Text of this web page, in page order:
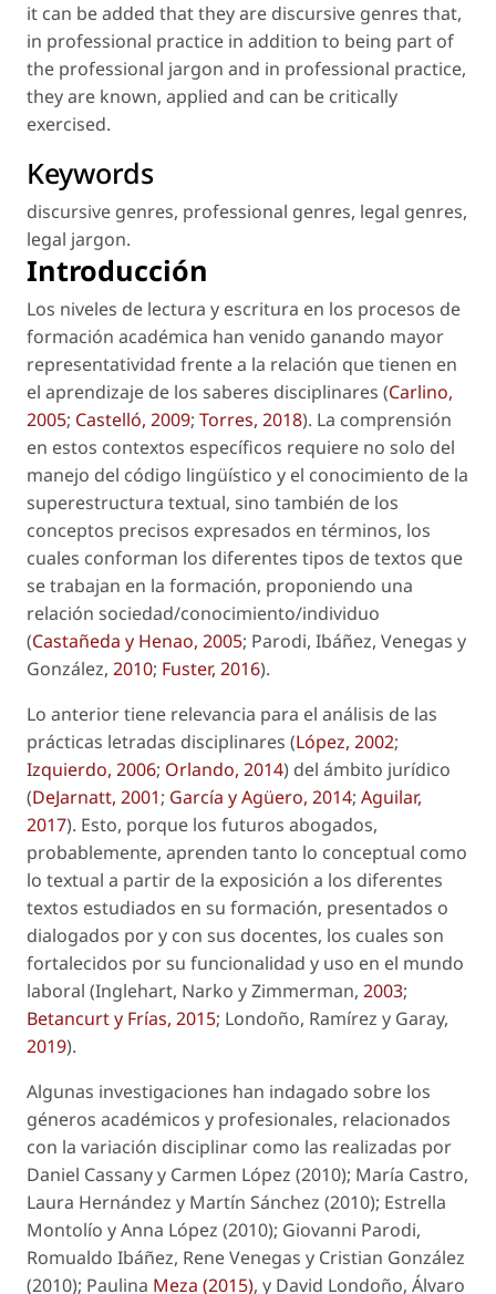
it can be added that they are discursive genres that,
in professional practice in addition to being part of
the professional jargon and in professional practice,
they are known, applied and can be critically
exercised.
Keywords
discursive genres, professional genres, legal genres,
legal jargon.
Introducción
Los niveles de lectura y escritura en los procesos de
formación académica han venido ganando mayor
representatividad frente a la relación que tienen en
el aprendizaje de los saberes disciplinares (Carlino,
2005; Castelló, 2009; Torres, 2018). La comprensión
en estos contextos específicos requiere no solo del
manejo del código lingüístico y el conocimiento de la
superestructura textual, sino también de los
conceptos precisos expresados en términos, los
cuales conforman los diferentes tipos de textos que
se trabajan en la formación, proponiendo una
relación sociedad/conocimiento/individuo
(Castañeda y Henao, 2005; Parodi, Ibáñez, Venegas y
González, 2010; Fuster, 2016).
Lo anterior tiene relevancia para el análisis de las
prácticas letradas disciplinares (López, 2002;
Izquierdo, 2006; Orlando, 2014) del ámbito jurídico
(DeJarnatt, 2001; García y Agüero, 2014; Aguilar,
2017). Esto, porque los futuros abogados,
probablemente, aprenden tanto lo conceptual como
lo textual a partir de la exposición a los diferentes
textos estudiados en su formación, presentados o
dialogados por y con sus docentes, los cuales son
fortalecidos por su funcionalidad y uso en el mundo
laboral (Inglehart, Narko y Zimmerman, 2003;
Betancurt y Frías, 2015; Londoño, Ramírez y Garay,
2019).
Algunas investigaciones han indagado sobre los
géneros académicos y profesionales, relacionados
con la variación disciplinar como las realizadas por
Daniel Cassany y Carmen López (2010); María Castro,
Laura Hernández y Martín Sánchez (2010); Estrella
Montolío y Anna López (2010); Giovanni Parodi,
Romualdo Ibáñez, Rene Venegas y Cristian González
(2010); Paulina Meza (2015), y David Londoño, Álvaro